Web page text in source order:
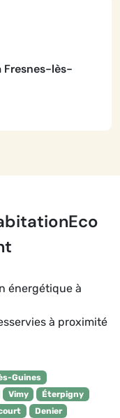
Fresnes-lès-
énergétique à
à proximité
Guines
Vimy
Éterpigny
Denier